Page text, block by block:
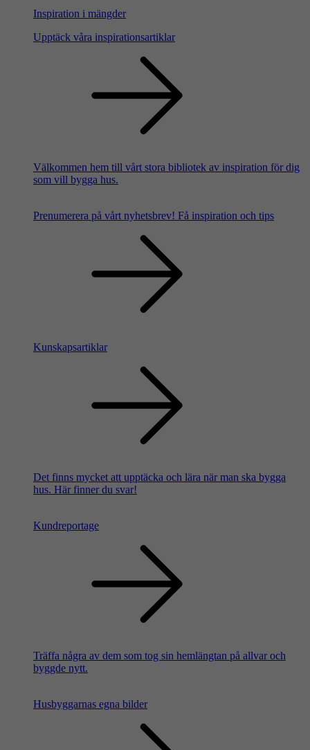
Inspiration i mängder
Upptäck våra inspirationsartiklar
Välkommen hem till vårt stora bibliotek av inspiration för dig
som vill bygga hus.
Prenumerera på vårt nyhetsbrev! Få inspiration och tips
Kunskapsartiklar
Det finns mycket att upptäcka och lära när man ska bygga
hus. Här finner du svar!
Kundreportage
Träffa några av dem som tog sin hemlängtan på allvar och
byggde nytt.
Husbyggarnas egna bilder